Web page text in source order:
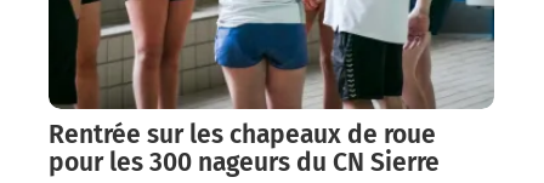
Rentrée sur les chapeaux de roue
pour les 300 nageurs du CN Sierre